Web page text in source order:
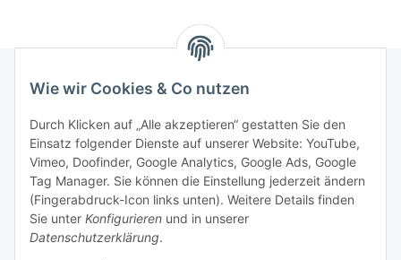
Wie wir Cookies & Co nutzen
Durch Klicken auf „Alle akzeptieren“ gestatten Sie den
Einsatz folgender Dienste auf unserer Website: YouTube,
Vimeo, Doofinder, Google Analytics, Google Ads, Google
Tag Manager. Sie können die Einstellung jederzeit ändern
(Fingerabdruck-Icon links unten). Weitere Details finden
Sie unter Konfigurieren und in unserer
Datenschutzerklärung.
Rechtliches
Allgemeines
Firma